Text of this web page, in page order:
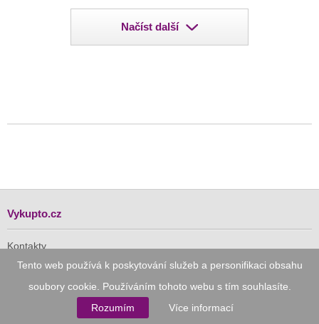
Tento web používá k poskytování služeb a personifikaci obsahu
soubory cookie. Používáním tohoto webu s tím souhlasíte.
Rozumím
Více informací
Načíst další
Vykupto.cz
Kontakty